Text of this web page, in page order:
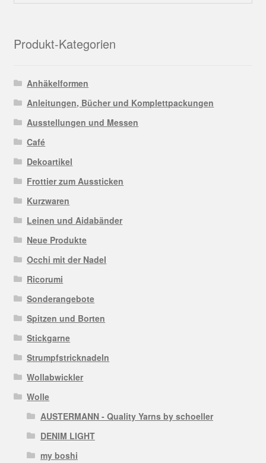
Produkt-Kategorien
Anhäkelformen
Anleitungen, Bücher und Komplettpackungen
Ausstellungen und Messen
Café
Dekoartikel
Frottier zum Aussticken
Kurzwaren
Leinen und Aidabänder
Neue Produkte
Occhi mit der Nadel
Ricorumi
Sonderangebote
Spitzen und Borten
Stickgarne
Strumpfstricknadeln
Wollabwickler
Wolle
AUSTERMANN - Quality Yarns by schoeller
DENIM LIGHT
my boshi